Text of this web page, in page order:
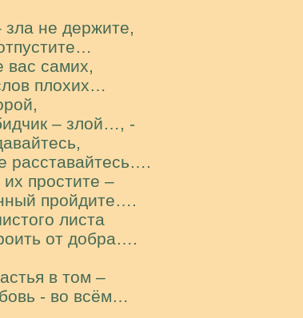
зла не держите,
вас самих,
плохих…
– злой…, -
расставайтесь….
простите –
пройдите….
листа
от добра….
в том –
- во всём…